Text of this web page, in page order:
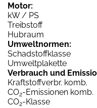
Motor:
kW / PS
Treibstoff
Hubraum
Umweltnormen:
Schadstoffklasse
Umweltplakette
Verbrauch und
Kraftstoffverbr. komb.
CO2-Emissionen komb.
CO2-Klasse